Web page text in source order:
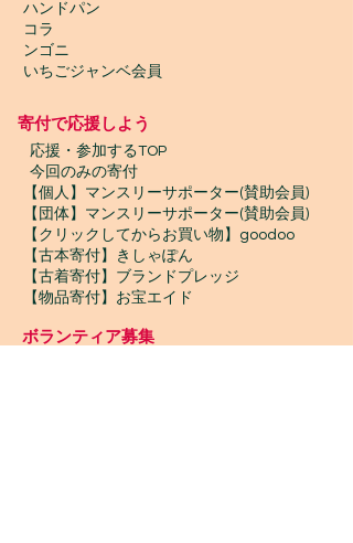
ハンドパン
コラ
ンゴニ
いちごジャンベ会員
寄付で応援しよう
応援・参加するTOP
今回のみの寄付
【個人】マンスリーサポーター(賛助会員)
【団体】マンスリーサポーター(賛助会員)
【クリックしてからお買い物】goodoo
【古本寄付】きしゃぽん
【古着寄付】ブランドプレッジ
【物品寄付】お宝エイド
ボランティア募集